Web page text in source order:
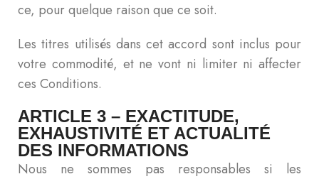
ce, pour quelque raison que ce soit.
Les titres utilisés dans cet accord sont inclus pour
votre commodité, et ne vont ni limiter ni affecter
ces Conditions.
ARTICLE 3 – EXACTITUDE,
EXHAUSTIVITÉ ET ACTUALITÉ
DES INFORMATIONS
Nous ne sommes pas responsables si les